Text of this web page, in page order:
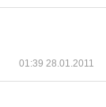
01:39 28.01.2011